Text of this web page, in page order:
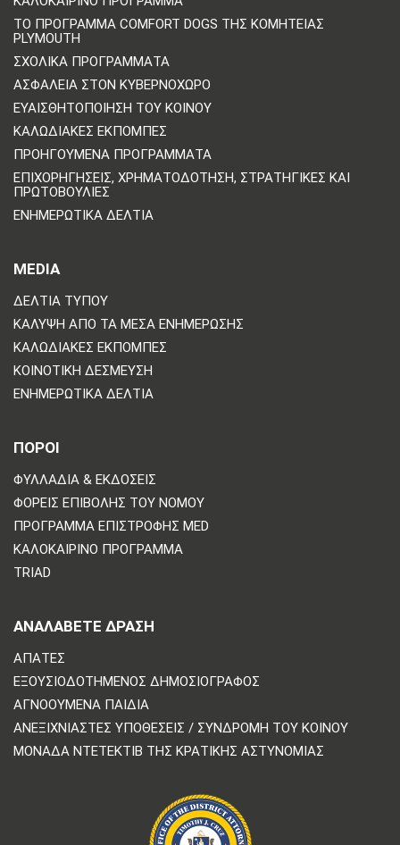
ΤΟ ΠΡΌΓΡΑΜΜΑ COMFORT DOGS ΤΗΣ ΚΟΜΗΤΕΊΑΣ
PLYMOUTH
ΣΧΟΛΙΚΆ ΠΡΟΓΡΆΜΜΑΤΑ
ΑΣΦΆΛΕΙΑ ΣΤΟΝ ΚΥΒΕΡΝΟΧΏΡΟ
ΕΥΑΙΣΘΗΤΟΠΟΊΗΣΗ ΤΟΥ ΚΟΙΝΟΎ
ΚΑΛΩΔΙΑΚΈΣ ΕΚΠΟΜΠΈΣ
ΠΡΟΗΓΟΎΜΕΝΑ ΠΡΟΓΡΆΜΜΑΤΑ
ΕΠΙΧΟΡΗΓΉΣΕΙΣ, ΧΡΗΜΑΤΟΔΌΤΗΣΗ, ΣΤΡΑΤΗΓΙΚΈΣ ΚΑΙ
ΠΡΩΤΟΒΟΥΛΊΕΣ
ΕΝΗΜΕΡΩΤΙΚΆ ΔΕΛΤΊΑ
MEDIA
ΔΕΛΤΊΑ ΤΎΠΟΥ
ΚΆΛΥΨΗ ΑΠΌ ΤΑ ΜΈΣΑ ΕΝΗΜΈΡΩΣΗΣ
ΚΑΛΩΔΙΑΚΈΣ ΕΚΠΟΜΠΈΣ
ΚΟΙΝΟΤΙΚΉ ΔΈΣΜΕΥΣΗ
ΕΝΗΜΕΡΩΤΙΚΆ ΔΕΛΤΊΑ
ΠΟΡΟΙ
ΦΥΛΛΆΔΙΑ & ΕΚΔΌΣΕΙΣ
ΦΟΡΕΊΣ ΕΠΙΒΟΛΉΣ ΤΟΥ ΝΌΜΟΥ
ΠΡΌΓΡΑΜΜΑ ΕΠΙΣΤΡΟΦΉΣ MED
ΚΑΛΟΚΑΙΡΙΝΌ ΠΡΌΓΡΑΜΜΑ
TRIAD
ΑΝΑΛΆΒΕΤΕ ΔΡΆΣΗ
ΑΠΆΤΕΣ
ΕΞΟΥΣΙΟΔΟΤΗΜΈΝΟΣ ΔΗΜΟΣΙΟΓΡΆΦΟΣ
ΑΓΝΟΟΎΜΕΝΑ ΠΑΙΔΙΆ
ΑΝΕΞΙΧΝΊΑΣΤΕΣ ΥΠΟΘΈΣΕΙΣ / ΣΥΝΔΡΟΜΉ ΤΟΥ ΚΟΙΝΟΎ
ΜΟΝΆΔΑ ΝΤΕΤΈΚΤΙΒ ΤΗΣ ΚΡΑΤΙΚΉΣ ΑΣΤΥΝΟΜΊΑΣ